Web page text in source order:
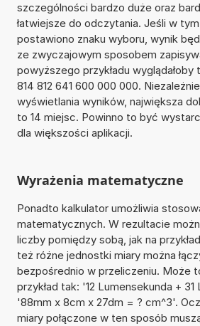
szczególności bardzo duże oraz
łatwiejsze do odczytania. Jeśli w
postawiono znaku wyboru, wynik
ze zwyczajowym sposobem
powyższego przykładu
814 812 641 600 000 000.
wyświetlania wyników, największa
to 14 miejsc. Powinno to być
dla większości aplikacji.
Wyrażenia matematyczne
Ponadto kalkulator umożliwia
matematycznych. W rezultacie
liczby pomiędzy sobą, jak na
też różne jednostki miary można
bezpośrednio w przeliczeniu. Może
przykład tak: '12 Lumensekunda +
'88mm x 8cm x 27dm = ? cm^3'.
miary połączone w ten sposób